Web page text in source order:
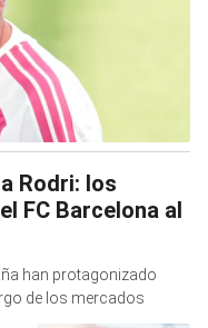
Rodri: los
FC Barcelona al
han protagonizado
de los mercados